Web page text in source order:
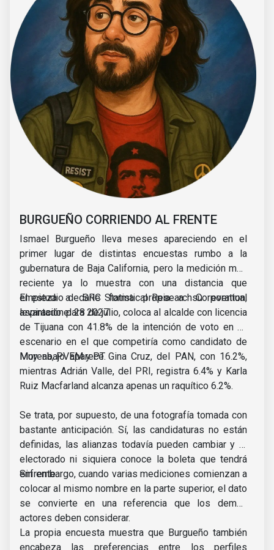
BURGUEÑO CORRIENDO AL FRENTE
Ismael Burgueño lleva meses apareciendo en el
primer lugar de distintas encuestas rumbo a la
gubernatura de Baja California, pero la medición más
reciente ya lo muestra con una distancia que
empieza a darle forma propia a su eventual
aspiración para 2027.
El estudio de SRC Statistical Research Corporation,
levantado el 28 de julio, coloca al alcalde con licencia
de Tijuana con 41.8% de la intención de voto en un
escenario en el que competiría como candidato de
Morena, PVEM y PT.
Muy abajo aparece Gina Cruz, del PAN, con 16.2%,
mientras Adrián Valle, del PRI, registra 6.4% y Karla
Ruiz Macfarland alcanza apenas un raquítico 6.2%.
Se trata, por supuesto, de una fotografía tomada con
bastante anticipación. Sí, las candidaturas no están
definidas, las alianzas todavía pueden cambiar y el
electorado ni siquiera conoce la boleta que tendrá
enfrente.
Sin embargo, cuando varias mediciones comienzan a
colocar al mismo nombre en la parte superior, el dato
se convierte en una referencia que los demás
actores deben considerar.
La propia encuesta muestra que Burgueño también
encabeza las preferencias entre los perfiles